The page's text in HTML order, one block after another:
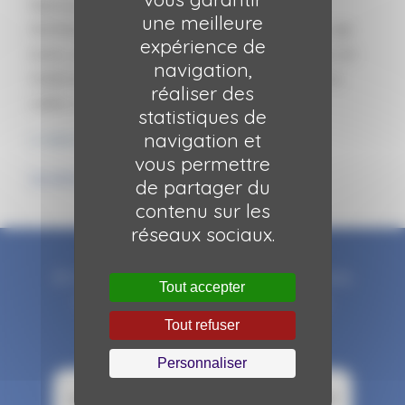
Retrouvez les explications du Dr François
ROMAN, médecin coodonnateur au Centre de
Soins, d'Accompagnement et de Prévention en
Addictologie à La Trame de Roubaix, dans la
Le sevrage conjoint tabac-alcool
© Hauts-de-France Addictions. Tous droits
réservés.Mentions légales et RGPD
RéalisationSDM Communication
une meilleure
expérience de
navigation,
réaliser des
statistiques de
navigation et
vous permettre
de partager du
contenu sur les
réseaux sociaux.
Tout accepter
Tout refuser
Personnaliser